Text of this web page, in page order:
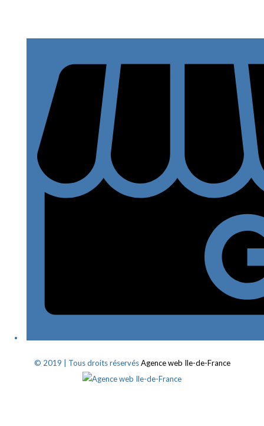
© 2019 | Tous droits réservésAgence web Ile-de-France